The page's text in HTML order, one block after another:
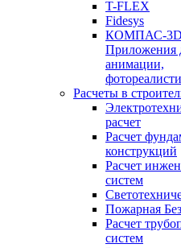
T-FLEX
Fidesys
КОМПАС-
Приложения
анимации,
Расчеты в
расчет
Расчет
конструкций
Расчет
систем
Пожарная
Расчет
систем